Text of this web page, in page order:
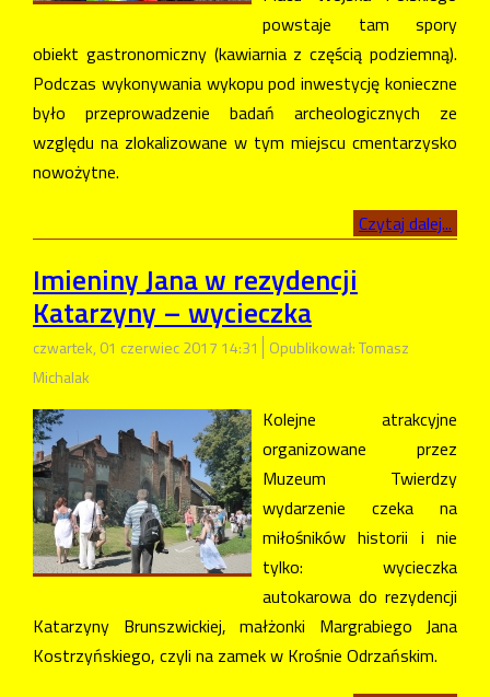
powstaje tam spory
obiekt gastronomiczny (kawiarnia z częścią podziemną).
Podczas wykonywania wykopu pod inwestycję konieczne
było przeprowadzenie badań archeologicznych ze
względu na zlokalizowane w tym miejscu cmentarzysko
nowożytne.
Czytaj dalej...
Imieniny Jana w rezydencji
Katarzyny – wycieczka
czwartek, 01 czerwiec 2017 14:31
Opublikował: Tomasz
Michalak
Kolejne atrakcyjne
organizowane przez
Muzeum Twierdzy
wydarzenie czeka na
miłośników historii i nie
tylko: wycieczka
autokarowa do rezydencji
Katarzyny Brunszwickiej, małżonki Margrabiego Jana
Kostrzyńskiego, czyli na zamek w Krośnie Odrzańskim.